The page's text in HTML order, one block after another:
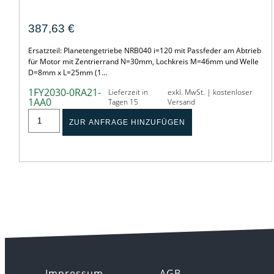
387,63 €
Ersatzteil: Planetengetriebe NRB040 i=120 mit Passfeder am Abtrieb
für Motor mit Zentrierrand N=30mm, Lochkreis M=46mm und Welle
D=8mm x L=25mm (1…
1FY2030-0RA21-
1AA0
Lieferzeit in
Tagen 15
exkl. MwSt. | kostenloser
Versand
ZUR ANFRAGE HINZUFÜGEN